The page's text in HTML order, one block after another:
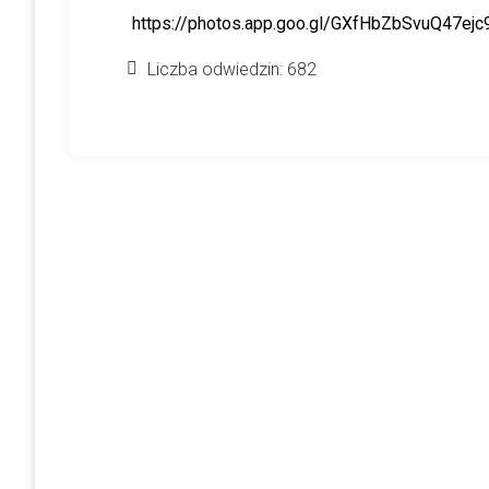
https://photos.app.goo.gl/
Liczba odwiedzin: 682